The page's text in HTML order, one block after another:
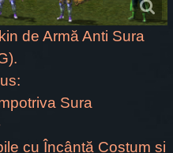
de Armă Anti Sura
Sura
cu Încântă Costum și